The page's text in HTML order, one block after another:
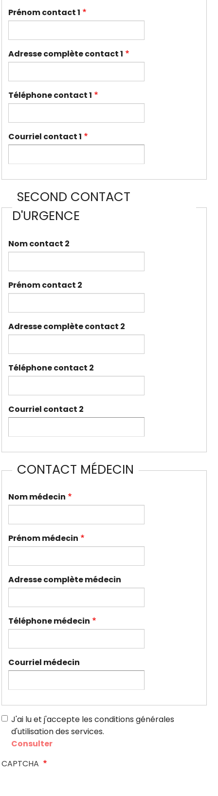
Prénom contact 1
Adresse complète contact 1
Téléphone contact 1
Courriel contact 1
SECOND CONTACT
D'URGENCE
Nom contact 2
Prénom contact 2
Adresse complète contact 2
Téléphone contact 2
Courriel contact 2
CONTACT MÉDECIN
Nom médecin
Prénom médecin
Adresse complète médecin
Téléphone médecin
Courriel médecin
J'ai lu et j'accepte les conditions générales
d'utilisation des services.
Consulter
CAPTCHA